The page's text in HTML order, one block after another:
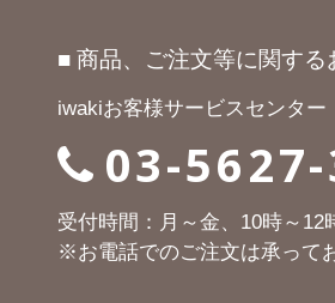
■ 商品、ご注文等に関する
iwakiお客様サービスセンター
03-
受付時間：月～金、10時～12
※お電話でのご注文は承って